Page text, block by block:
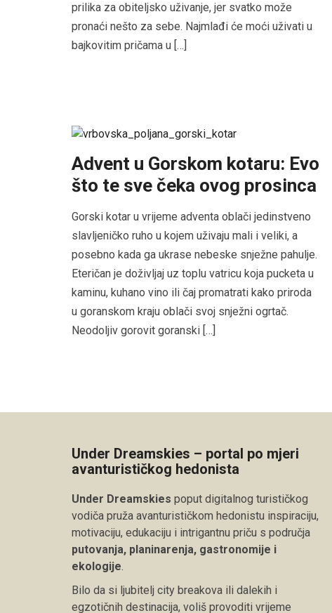
prilika za obiteljsko uživanje, jer svatko može
pronaći nešto za sebe. Najmlađi će moći uživati u
bajkovitim pričama u […]
Advent u Gorskom kotaru: Evo
što te sve čeka ovog prosinca
Gorski kotar u vrijeme adventa oblači jedinstveno
slavljeničko ruho u kojem uživaju mali i veliki, a
posebno kada ga ukrase nebeske snježne pahulje.
Eteričan je doživljaj uz toplu vatricu koja pucketa u
kaminu, kuhano vino ili čaj promatrati kako priroda
u goranskom kraju oblači svoj snježni ogrtač.
Neodoljiv gorovit goranski […]
Under Dreamskies – portal po mjeri
avanturističkog hedonista
Under Dreamskies poput digitalnog turističkog
vodiča pruža avanturističkom hedonistu inspiraciju,
motivaciju, edukaciju i intrigantnu priču s područja
putovanja, planinarenja, gastronomije i
ekologije.
Bilo da si ljubitelj city breakova ili dalekih i
egzotičnih destinacija, voliš provoditi vrijeme